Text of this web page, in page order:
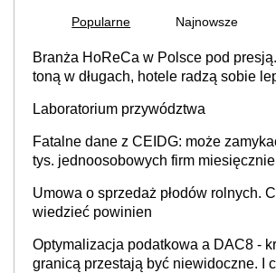
Popularne Najnowsze
Branża HoReCa w Polsce pod
toną w długach, hotele radzą sobie
Laboratorium przywództwa
Fatalne dane z CEIDG: może
tys. jednoosobowych firm miesięcznie
Umowa o sprzedaż płodów rolnych.
wiedzieć powinien
Optymalizacja podatkowa a DAC8 -
granicą przestają być niewidoczne. I